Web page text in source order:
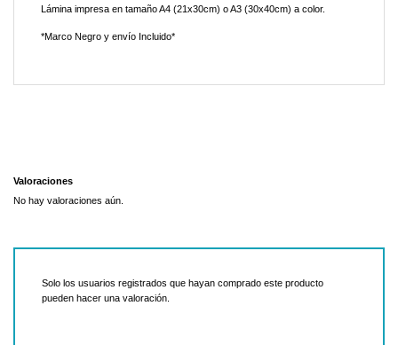
Lámina impresa en tamaño A4 (21x30cm) o A3 (30x40cm) a color.
*Marco Negro y envío Incluido*
Valoraciones
No hay valoraciones aún.
Solo los usuarios registrados que hayan comprado este producto
pueden hacer una valoración.